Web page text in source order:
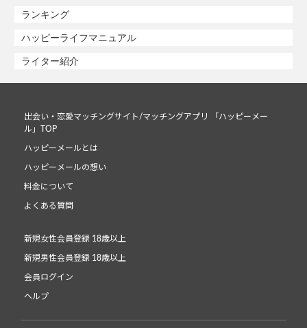
ランキング
ハッピーライフマニュアル
ライター紹介
出会い・恋愛マッチングサイト/マッチングアプリ 「ハッピーメー
ル」TOP
ハッピーメールとは
ハッピーメールの想い
料金について
よくある質問
新規女性会員登録 18歳以上
新規男性会員登録 18歳以上
会員ログイン
ヘルプ